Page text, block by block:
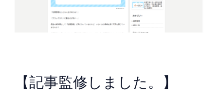
【記事監修しました。】